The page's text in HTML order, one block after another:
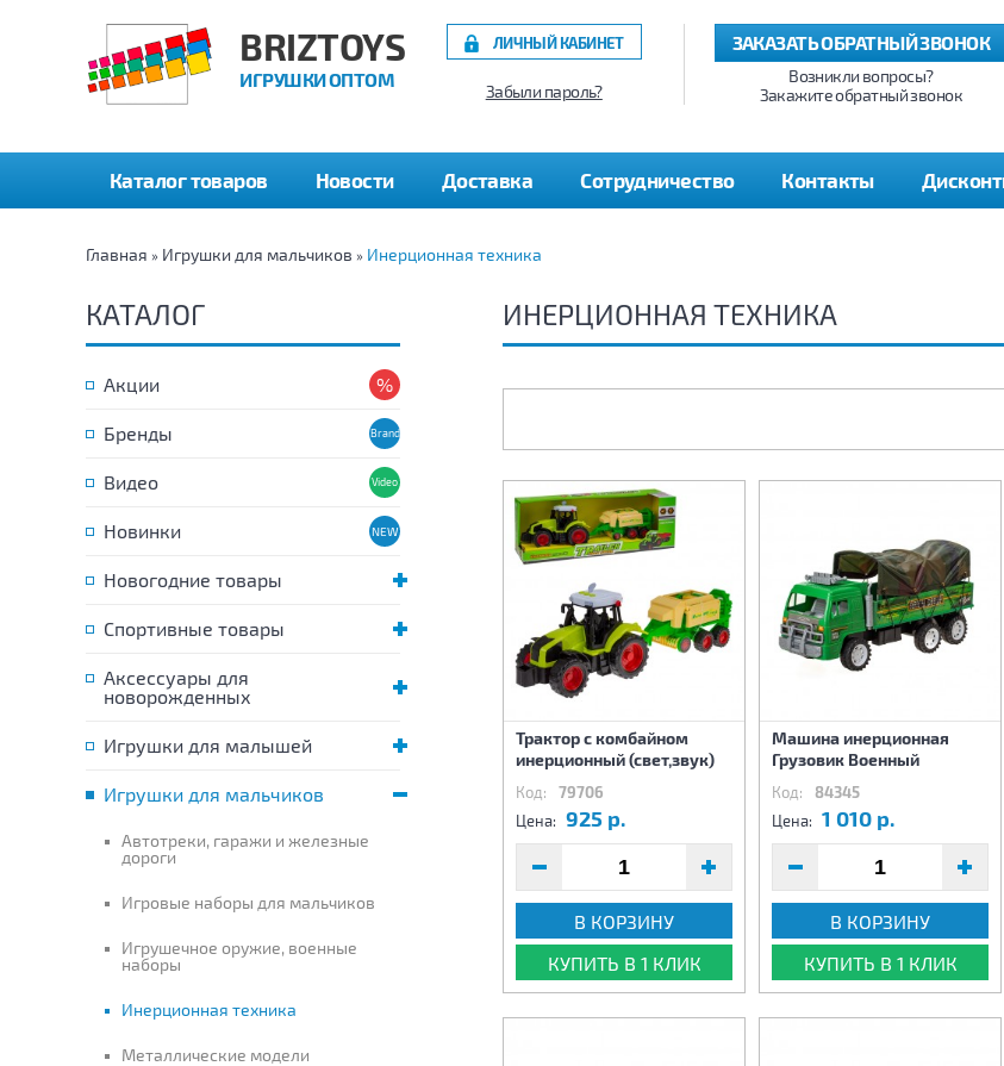
BRIZTOYS
ИГРУШКИ ОПТОМ
ЗАКАЗАТЬ ОБРАТНЫЙ ЗВОНОК
Возникли вопросы?
Закажите обратный звонок
ЛИЧНЫЙ КАБИНЕТ
Забыли пароль?
Каталог товаров Новости Доставка Сотрудничество Контакты
Главная » Игрушки для мальчиков » Инерционная техника
КАТАЛОГ
Акции
Бренды
Видео
Новинки
Новогодние товары
Спортивные товары
Аксессуары для
новорожденных
Игрушки для малышей
Игрушки для мальчиков
Автотреки, гаражи и железные
дороги
Игровые наборы для мальчиков
Игрушечное оружие, военные
наборы
Инерционная техника
Металлические модели
ИНЕРЦИОННАЯ ТЕХНИКА
Трактор с комбайном
инерционный (свет,звук)
Код: 79706
Цена: 925 р.
В КОРЗИНУ
КУПИТЬ В 1 КЛИК
Машина инерционная
Грузовик Военный
Код: 84345
Цена: 1 010 р.
В КОРЗИНУ
КУПИТЬ В 1 КЛИК